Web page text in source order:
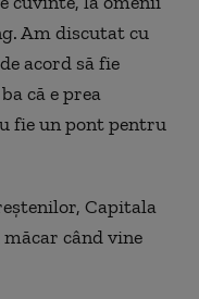
Am discutat cu
acord să fie
că e prea
fie un pont pentru
Capitala
când vine